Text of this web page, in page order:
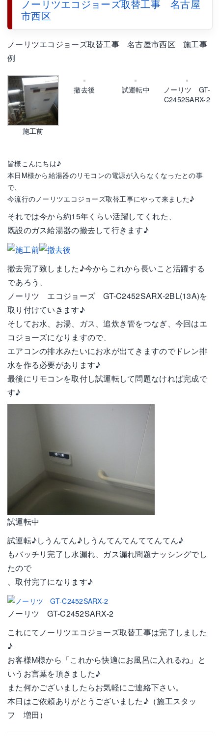
ノーリツエコジョーズ取替工事 名古屋
市西区
ノーリツエコジョーズ取替工事 名古屋市西区 施工事
例
施工前
撤去後 試運転中
ノーリツ GT-
C2452SARX-2
皆様こんにちは♪
本日M様から給湯器のリモコンの電源が入らなくなったとの事
で、
今流行のノーリツエコジョーズ取替工事にやって来ました♪
それでは今から約15年くらい活躍してくれた、
既設のガス給湯器の撤去して行きます♪
撤去完了致しました♪今からこれから長いこと活躍する
であろう、
ノーリツ エコジョーズ GT-C2452SARX-2BL(13A)を
取り付けていきます♪
そしてお水、お湯、ガス、追炊き管をつなぎ、今回はエ
コジョーズになりますので、
エアコンの排水みたいにお水が出てきますのでドレン排
水を作る必要があります♪
最後にリモコンを取付し試運転して問題なければ完成で
す♪
試運転中
試運転♪しうんてん♪しうんてんてんててんてん♪
もバッチリ完了し水漏れ、ガス漏れ問題ナッシングでし
たので
、取付完了になります♪
ノーリツ GT-C2452SARX-2
これにてノーリツエコジョーズ取替工事は完了しました
♪
お客様M様から「これから快適にお風呂に入れるね」と
いうお言葉を頂きました♪
また何かございましたらお気軽にご連絡下さい。
本日はご依頼ありがとうございました♪（施工スタッ
フ 増田）